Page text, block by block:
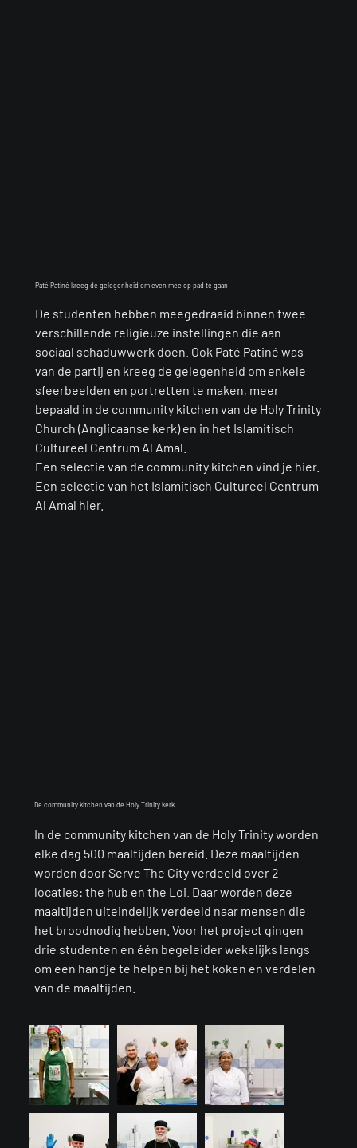
Paté Patiné kreeg de gelegenheid om even mee op pad te gaan
De studenten hebben meegedraaid binnen twee
verschillende religieuze instellingen die aan
sociaal schaduwwerk doen. Ook Paté Patiné was
van de partij en kreeg de gelegenheid om enkele
sfeerbeelden en portretten te maken, meer
bepaald in de community kitchen van de Holy Trinity
Church (Anglicaanse kerk) en in het Islamitisch
Cultureel Centrum Al Amal.
Een selectie van de community kitchen vind je hier.
Een selectie van het Islamitisch Cultureel Centrum
Al Amal hier.
De community kitchen van de Holy Trinity kerk
In de community kitchen van de Holy Trinity worden
elke dag 500 maaltijden bereid. Deze maaltijden
worden door Serve The City verdeeld over 2
locaties: the hub en the Loi. Daar worden deze
maaltijden uiteindelijk verdeeld naar mensen die
het broodnodig hebben. Voor het project gingen
drie studenten en één begeleider wekelijks langs
om een handje te helpen bij het koken en verdelen
van de maaltijden.